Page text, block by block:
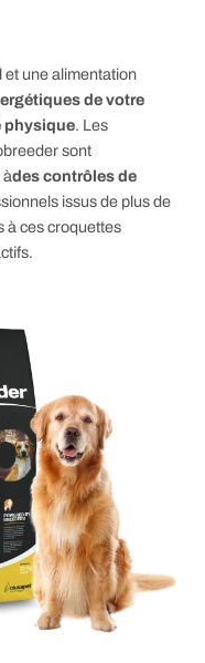
et une alimentation
de votre
physique. Les
sont
des contrôles de
issus de plus de
à ces croquettes